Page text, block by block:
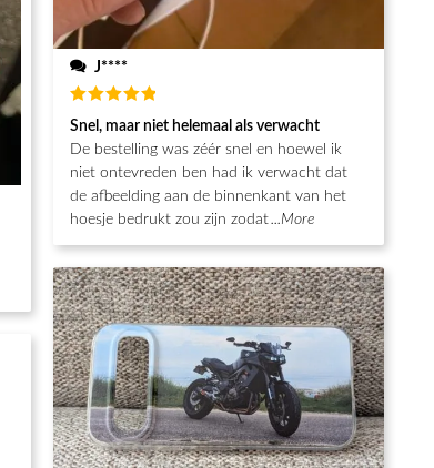
J****
Waardering
5uit 5
Snel, maar niet helemaal als verwacht
De bestelling was zéér snel en hoewel ik
niet ontevreden ben had ik verwacht dat
de afbeelding aan de binnenkant van het
hoesje bedrukt zou zijn zodat...More